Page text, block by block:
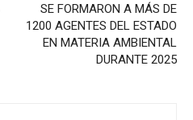
SE FORMARON A MÁS DE
1200 AGENTES DEL ESTADO
EN MATERIA AMBIENTAL
DURANTE 2025